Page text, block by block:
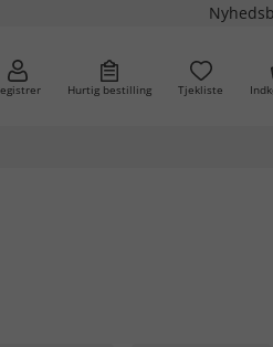
Hurtig bestilling Tjekliste